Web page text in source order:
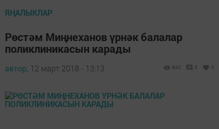
ЯҢАЛЫКЛАР
Рөстәм Миңнеханов үрнәк балалар
поликлиникасын карады
автор, 12 март 2018 - 13:13 842 0 0